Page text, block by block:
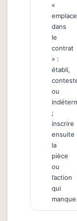
«
dans
le
contrat
» :
établi,
ou
;
inscrire
ensuite
la
pièce
ou
l’action
qui
manque.